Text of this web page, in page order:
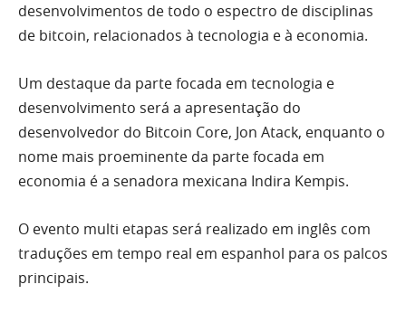
desenvolvimentos de todo o espectro de disciplinas
de bitcoin, relacionados à tecnologia e à economia.
Um destaque da parte focada em tecnologia e
desenvolvimento será a apresentação do
desenvolvedor do Bitcoin Core, Jon Atack, enquanto o
nome mais proeminente da parte focada em
economia é a senadora mexicana Indira Kempis.
O evento multi etapas será realizado em inglês com
traduções em tempo real em espanhol para os palcos
principais.